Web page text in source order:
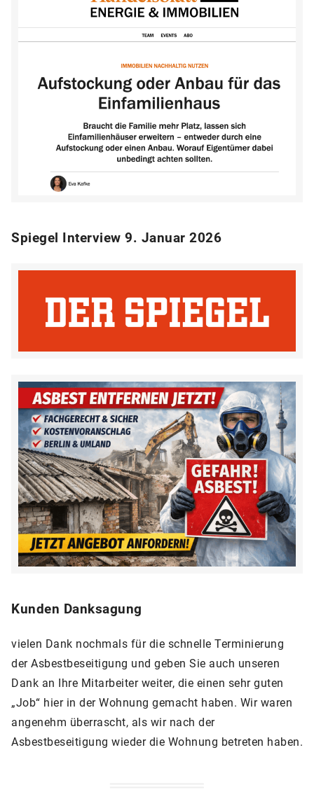
Spiegel Interview 9. Januar 2026
Kunden Danksagung
vielen Dank nochmals für die schnelle Terminierung
der Asbestbeseitigung und geben Sie auch unseren
Dank an Ihre Mitarbeiter weiter, die einen sehr guten
„Job“ hier in der Wohnung gemacht haben. Wir waren
angenehm überrascht, als wir nach der
Asbestbeseitigung wieder die Wohnung betreten haben.